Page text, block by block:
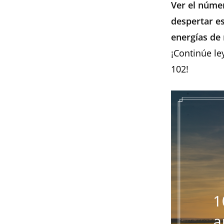
Ver el
despertar
energías
¡Continúe
102!